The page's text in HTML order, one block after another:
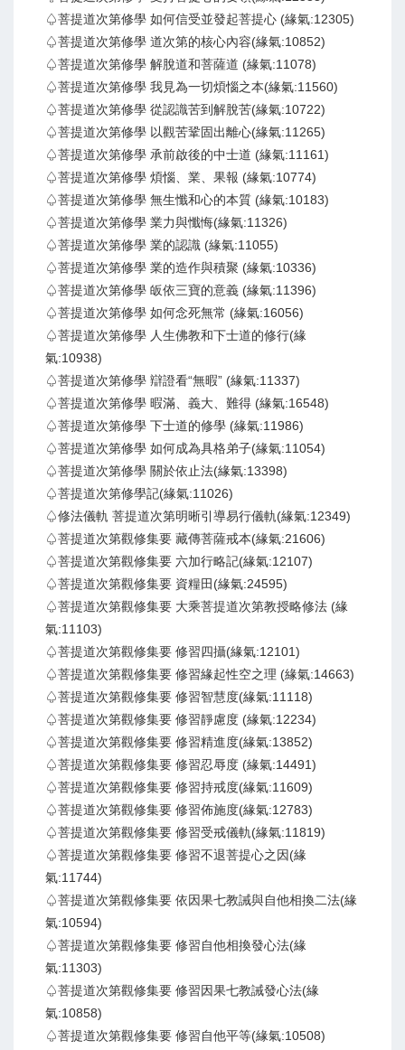
♤菩提道次第修學 如何信受並發起菩提心 (緣氣:12305)
♤菩提道次第修學 道次第的核心內容(緣氣:10852)
♤菩提道次第修學 解脫道和菩薩道 (緣氣:11078)
♤菩提道次第修學 我見為一切煩惱之本(緣氣:11560)
♤菩提道次第修學 從認識苦到解脫苦(緣氣:10722)
♤菩提道次第修學 以觀苦鞏固出離心(緣氣:11265)
♤菩提道次第修學 承前啟後的中士道 (緣氣:11161)
♤菩提道次第修學 煩惱、業、果報 (緣氣:10774)
♤菩提道次第修學 無生懺和心的本質 (緣氣:10183)
♤菩提道次第修學 業力與懺悔(緣氣:11326)
♤菩提道次第修學 業的認識 (緣氣:11055)
♤菩提道次第修學 業的造作與積聚 (緣氣:10336)
♤菩提道次第修學 皈依三寶的意義 (緣氣:11396)
♤菩提道次第修學 如何念死無常 (緣氣:16056)
♤菩提道次第修學 人生佛教和下士道的修行(緣
氣:10938)
♤菩提道次第修學 辯證看“無暇” (緣氣:11337)
♤菩提道次第修學 暇滿、義大、難得 (緣氣:16548)
♤菩提道次第修學 下士道的修學 (緣氣:11986)
♤菩提道次第修學 如何成為具格弟子(緣氣:11054)
♤菩提道次第修學 關於依止法(緣氣:13398)
♤菩提道次第修學記(緣氣:11026)
♤修法儀軌 菩提道次第明晰引導易行儀軌(緣氣:12349)
♤菩提道次第觀修集要 藏傳菩薩戒本(緣氣:21606)
♤菩提道次第觀修集要 六加行略記(緣氣:12107)
♤菩提道次第觀修集要 資糧田(緣氣:24595)
♤菩提道次第觀修集要 大乘菩提道次第教授略修法 (緣
氣:11103)
♤菩提道次第觀修集要 修習四攝(緣氣:12101)
♤菩提道次第觀修集要 修習緣起性空之理 (緣氣:14663)
♤菩提道次第觀修集要 修習智慧度(緣氣:11118)
♤菩提道次第觀修集要 修習靜慮度 (緣氣:12234)
♤菩提道次第觀修集要 修習精進度(緣氣:13852)
♤菩提道次第觀修集要 修習忍辱度 (緣氣:14491)
♤菩提道次第觀修集要 修習持戒度(緣氣:11609)
♤菩提道次第觀修集要 修習佈施度(緣氣:12783)
♤菩提道次第觀修集要 修習受戒儀軌(緣氣:11819)
♤菩提道次第觀修集要 修習不退菩提心之因(緣
氣:11744)
♤菩提道次第觀修集要 依因果七教誡與自他相換二法(緣
氣:10594)
♤菩提道次第觀修集要 修習自他相換發心法(緣
氣:11303)
♤菩提道次第觀修集要 修習因果七教誡發心法(緣
氣:10858)
♤菩提道次第觀修集要 修習自他平等(緣氣:10508)